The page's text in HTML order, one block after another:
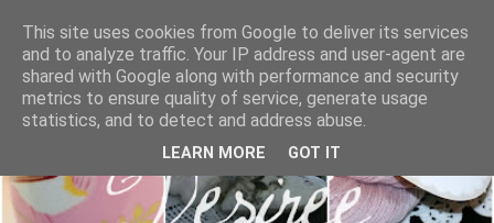
This site uses cookies from Google to deliver its services
and to analyze traffic. Your IP address and user-agent are
shared with Google along with performance and security
metrics to ensure quality of service, generate usage
statistics, and to detect and address abuse.
LEARN MORE GOT IT